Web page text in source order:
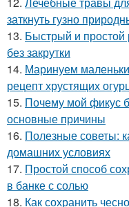
заткнуть гузно
13. Быстрый и простой
без закрутки
14. Маринуем
рецепт хрустящих
15. Почему мой фикус
основные причины
16. Полезные советы:
домашних условиях
17. Простой способ
в банке с солью
18. Как сохранить